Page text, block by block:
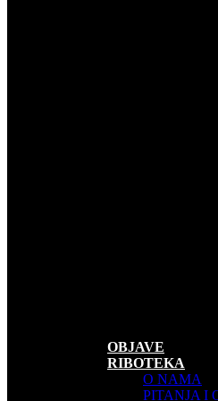
OBJAVE
RIBOTEKA
O NAMA
PITANJA I